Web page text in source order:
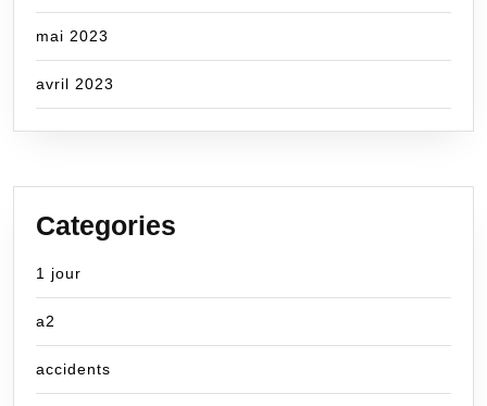
mai 2023
avril 2023
Categories
1 jour
a2
accidents